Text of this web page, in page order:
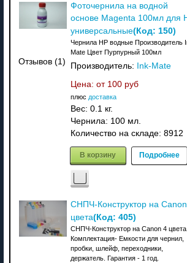
Отзывов (1)
Фоточернила на водной
основе Magenta 100мл для
универсальные(Код: 150)
Чернила HP водные Производитель
Mate Цвет Пурпурный 100мл
Производитель:
Ink-Mate
Цена: от 100 руб
плюс доставка
Вес: 0.1 кг.
Чернила: 100 мл.
Количество на складе: 8912
В корзину Подробнее
СНПЧ-Конструктор на
цвета(Код: 405)
СНПЧ-Конструктор на Canon 4 цвета.
Комплектация- Емкости для чернил,
пробки, шлейф, переходники,
держатель. Гарантия - 1 год.